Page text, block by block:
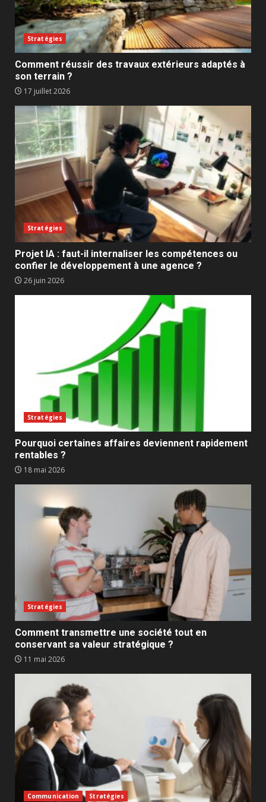
Stratégies
Comment réussir des travaux extérieurs adaptés à
son terrain ?
17 juillet 2026
Stratégies
Projet IA : faut-il internaliser les compétences ou
confier le développement à une agence ?
26 juin 2026
Stratégies
Pourquoi certaines affaires deviennent rapidement
rentables ?
18 mai 2026
Stratégies
Comment transmettre une société tout en
conservant sa valeur stratégique ?
11 mai 2026
Communication Stratégies